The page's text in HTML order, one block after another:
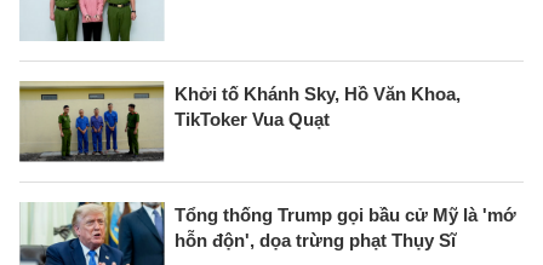
Khởi tố Khánh Sky, Hồ Văn Khoa,
TikToker Vua Quạt
Tổng thống Trump gọi bầu cử Mỹ là 'mớ
hỗn độn', dọa trừng phạt Thụy Sĩ